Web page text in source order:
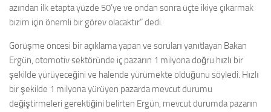
azından ilk etapta yüzde 50’ye ve ondan sonra üçte ikiye çıkarmak
bizim için önemli bir görev olacaktır” dedi.
Görüşme öncesi bir açıklama yapan ve soruları yanıtlayan Bakan
Ergün, otomotiv sektöründe iç pazarın 1 milyona doğru hızlı bir
şekilde yürüyeceğini ve halende yürümekte olduğunu söyledi. Hızlı
bir şekilde 1 milyona yürüyen pazarda mevcut durumu
değiştirmeleri gerektiğini belirten Ergün, mevcut durumda pazarın